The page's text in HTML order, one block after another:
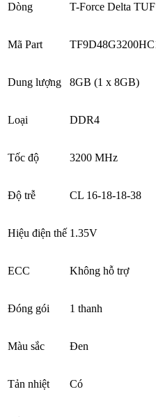
Dòng T-Force Delta
Mã Part
Dung lượng 8GB (1 x 8GB)
Loại DDR4
Tốc độ 3200 MHz
Độ trễ CL 16-18-18-38
Hiệu điện thế 1.35V
ECC Không hỗ trợ
Đóng gói 1 thanh
Màu sắc Đen
Tản nhiệt Có